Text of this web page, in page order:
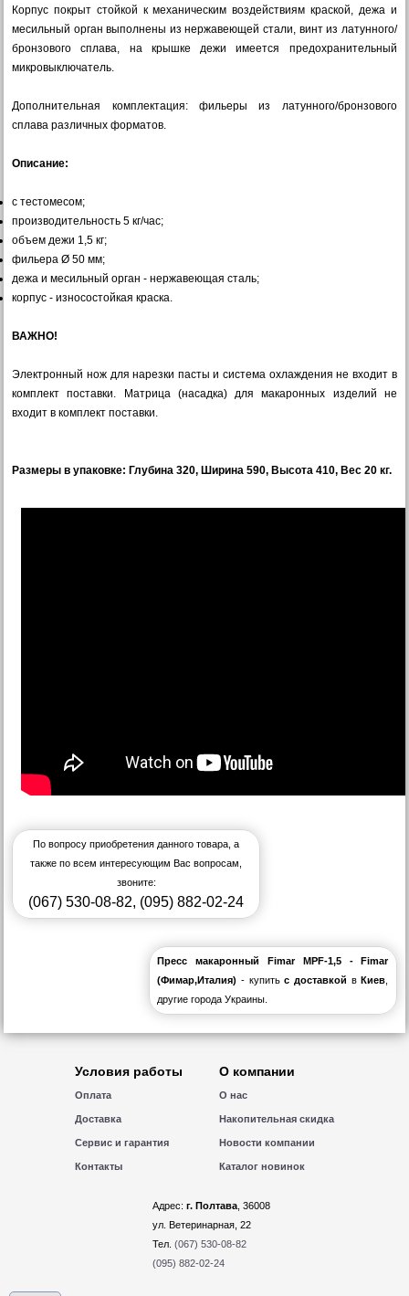
Корпус покрыт стойкой к механическим воздействиям краской, дежа и
месильный орган выполнены из нержавеющей стали, винт из латунного/
бронзового сплава, на крышке дежи имеется предохранительный
микровыключатель.
Дополнительная комплектация: фильеры из латунного/бронзового
сплава различных форматов.
Описание:
с тестомесом;
производительность 5 кг/час;
объем дежи 1,5 кг;
фильера Ø 50 мм;
дежа и месильный орган - нержавеющая сталь;
корпус - износостойкая краска.
ВАЖНО!
Электронный нож для нарезки пасты и система охлаждения не входит в
комплект поставки. Матрица (насадка) для макаронных изделий не
входит в комплект поставки.
Размеры в упаковке: Глубина 320, Ширина 590, Высота 410, Вес 20 кг.
По вопросу приобретения данного товара, а
также по всем интересующим Вас вопросам,
звоните:
(067) 530-08-82, (095) 882-02-24
Пресс макаронный Fimar MPF-1,5 - Fimar
(Фимар,Италия)- купитьс доставкой вКиев
другие города Украины.
Условия работы
Оплата
Доставка
Сервис и гарантия
Контакты
О компании
О нас
Накопительная скидка
Новости компании
Каталог новинок
Адрес: г. Полтава, 36008
ул. Ветеринарная, 22
Тел. (067) 530-08-82
(095) 882-02-24